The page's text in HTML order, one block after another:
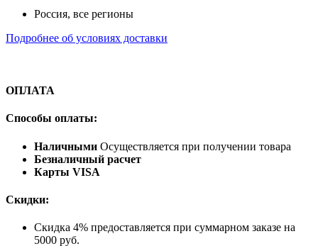
Россия, все регионы
Подробнее об условиях доставки
ОПЛАТА
Способы оплаты:
Наличными Осуществляется при получении товара
Безналичный расчет
Карты VISA
Скидки:
Скидка 4% предоставляется при суммарном заказе на
5000 руб.